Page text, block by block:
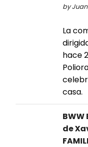
by
La
hace
casa.
BWW
de